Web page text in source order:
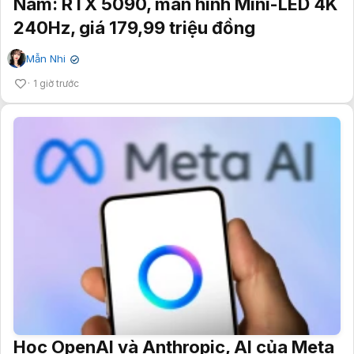
Nam: RTX 5090, màn hình Mini-LED 4K
240Hz, giá 179,99 triệu đồng
Mẫn Nhi ✔
1 giờ trước
Học OpenAI và Anthropic, AI của Meta